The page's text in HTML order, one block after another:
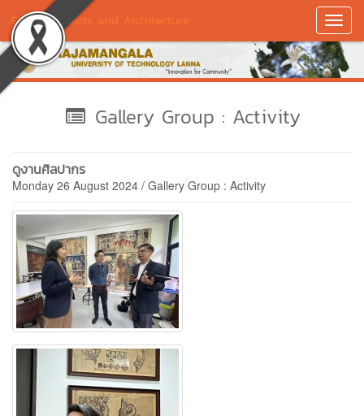
Faculty of Arts and Architecture
Gallery Group : Activity
ดูงานศิลปากร
Monday 26 August 2024 / Gallery Group : Activity